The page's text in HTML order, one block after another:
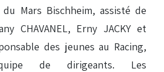
Mars Bischheim, assisté de
CHAVANEL, Erny JACKY et
des jeunes au Racing,
de dirigeants. Les